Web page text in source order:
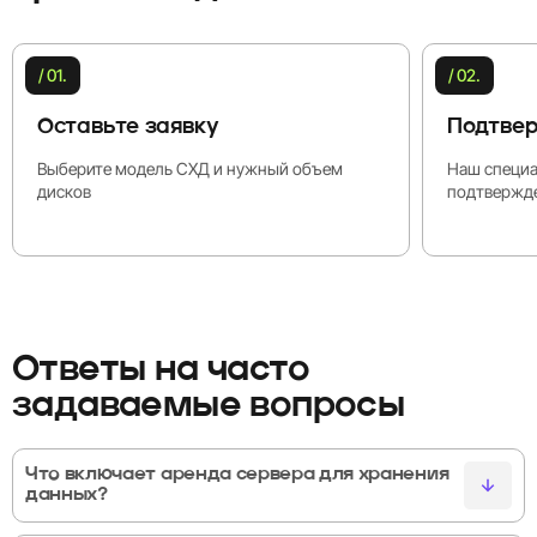
/ 01.
Оставьте заявку
Выберите модель СХД и нужный объем
дисков
/ 02.
Наш
Ответы на часто
задаваемые вопросы
Что включает аренда сервера для хранения
данных?
Аренда СХД от NETRACK предоставляет выделенные серверы с